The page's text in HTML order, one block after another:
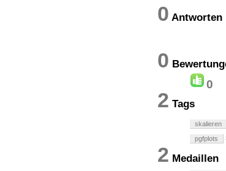
0
0
0
2
skalieren
pgfplots
2